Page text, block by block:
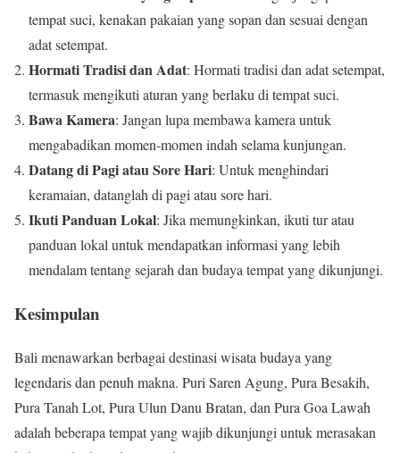
tempat suci, kenakan pakaian yang sopan dan sesuai dengan
adat setempat.
Hormati Tradisi dan Adat: Hormati tradisi dan adat setempat,
termasuk mengikuti aturan yang berlaku di tempat suci.
Bawa Kamera: Jangan lupa membawa kamera untuk
mengabadikan momen-momen indah selama kunjungan.
Datang di Pagi atau Sore Hari: Untuk menghindari
keramaian, datanglah di pagi atau sore hari.
Ikuti Panduan Lokal: Jika memungkinkan, ikuti tur atau
panduan lokal untuk mendapatkan informasi yang lebih
mendalam tentang sejarah dan budaya tempat yang dikunjungi.
Kesimpulan
Bali menawarkan berbagai destinasi wisata budaya yang
legendaris dan penuh makna. Puri Saren Agung, Pura Besakih,
Pura Tanah Lot, Pura Ulun Danu Bratan, dan Pura Goa Lawah
adalah beberapa tempat yang wajib dikunjungi untuk merasakan